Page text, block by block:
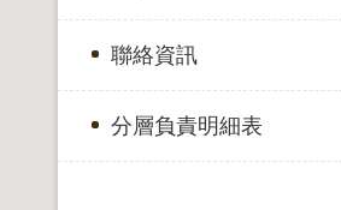
聯絡資訊
分層負責明細表